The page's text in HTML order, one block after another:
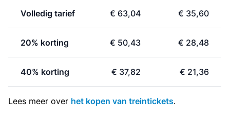
Volledig tarief € 63,04 € 35,60
20% korting € 50,43 € 28,48
40% korting € 37,82 € 21,36
Lees meer over het kopen van treintickets.